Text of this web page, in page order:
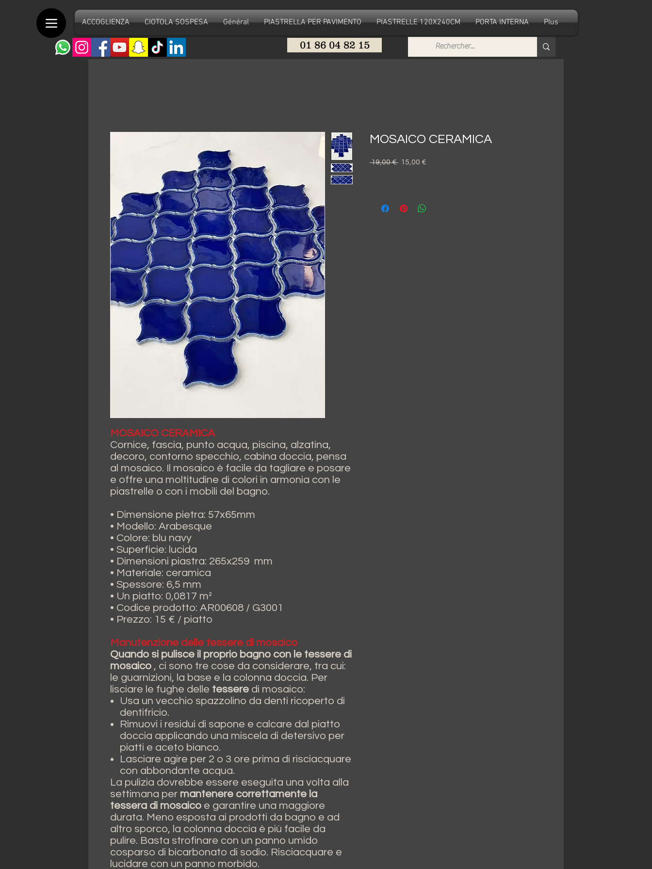
ACCOGLIENZA CIOTOLA SOSPESA Général PIASTRELLA PER PAVIMENTO PIASTRELLE 120X240CM PORTA INTERNA Plus
01 86 04 82 15
MOSAICO CERAMICA
Cornice, fascia, punto acqua, piscina, alzatina,
decoro, contorno specchio, cabina doccia, pensa
al mosaico. Il mosaico è facile da tagliare e posare
e offre una moltitudine di colori in armonia con le
piastrelle o con i mobili del bagno.
• Dimensione pietra: 57x65mm
• Modello: Arabesque
• Colore: blu navy
• Superficie: lucida
• Dimensioni piastra: 265x259 mm
• Materiale: ceramica
• Spessore: 6,5 mm
• Un piatto: 0,0817 m²
• Codice prodotto: AR00608 / G3001
• Prezzo: 15 € / piatto
Manutenzione delle tessere di mosaico
Quando si pulisce il proprio bagno con le tessere di
mosaico , ci sono tre cose da considerare, tra cui:
le guarnizioni, la base e la colonna doccia. Per
lisciare le fughe delle tessere di mosaico:
Usa un vecchio spazzolino da denti ricoperto di
dentifricio.
Rimuovi i residui di sapone e calcare dal piatto
doccia applicando una miscela di detersivo per
piatti e aceto bianco.
Lasciare agire per 2 o 3 ore prima di risciacquare
con abbondante acqua.
La pulizia dovrebbe essere eseguita una volta alla
settimana per mantenere correttamente la
tessera di mosaico e garantire una maggiore
durata. Meno esposta ai prodotti da bagno e ad
altro sporco, la colonna doccia è più facile da
pulire. Basta strofinare con un panno umido
cosparso di bicarbonato di sodio. Risciacquare e
lucidare con un panno morbido.
MOSAICO CERAMICA
19,00 € Prezzo
15,00 €